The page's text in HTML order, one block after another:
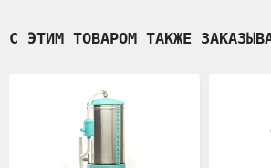
С ЭТИМ ТОВАРОМ ТАКЖЕ